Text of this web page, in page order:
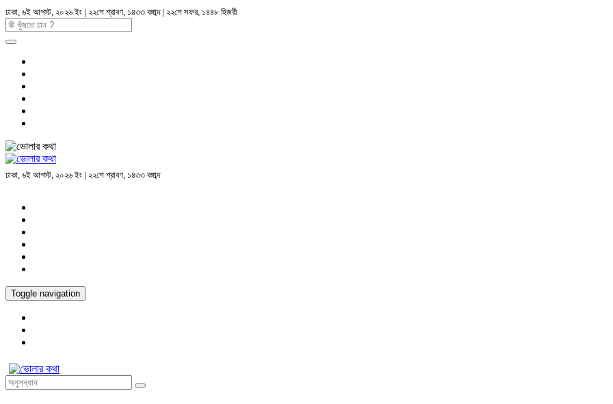
ঢাকা, ৬ই আগস্ট, ২০২৬ ইং | ২২শে শ্রাবণ, ১৪৩৩ বঙ্গাব্দ | ২২শে সফর, ১৪৪৮ হিজরী
ঢাকা, ৬ই আগস্ট, ২০২৬ ইং | ২২শে শ্রাবণ, ১৪৩৩ বঙ্গাব্দ
Toggle navigation